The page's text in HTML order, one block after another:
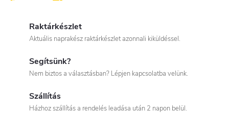
Raktárkészlet
Aktuális naprakész raktárkészlet azonnali kiküldéssel.
Segítsünk?
Nem biztos a választásban? Lépjen kapcsolatba velünk.
Szállítás
Házhoz szállítás a rendelés leadása után 2 napon belül.